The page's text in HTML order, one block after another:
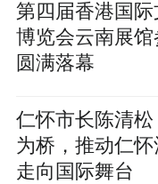
第四届香港国
博览会云南展
圆满落幕
仁怀市长陈清
为桥，推动仁
走向国际舞台